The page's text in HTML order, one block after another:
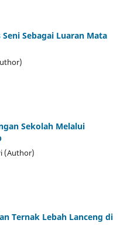
Sebagai Luaran Mata
Sekolah Melalui
(Author)
Ternak Lebah Lanceng di